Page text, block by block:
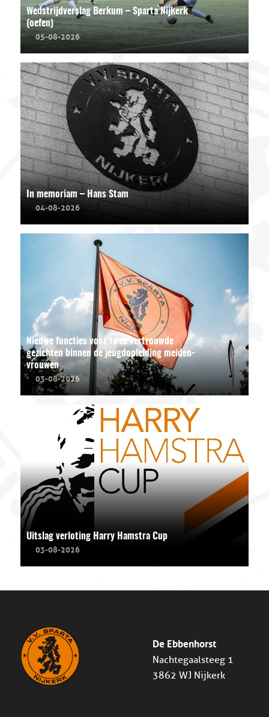
Wedstrijdverslag Berkum – Sparta Nijkerk
(oefen)
05-08-2026
In memoriam – Hans Stam
04-08-2026
Nieuwe functies voor twee vertrouwde
gezichten binnen de jeugdopleiding meiden-
vrouwen
03-08-2026
Uitslag verloting Harry Hamstra Cup
03-08-2026
De Ebbenhorst
Nachtegaalsteeg 1
3862 WJ Nijkerk